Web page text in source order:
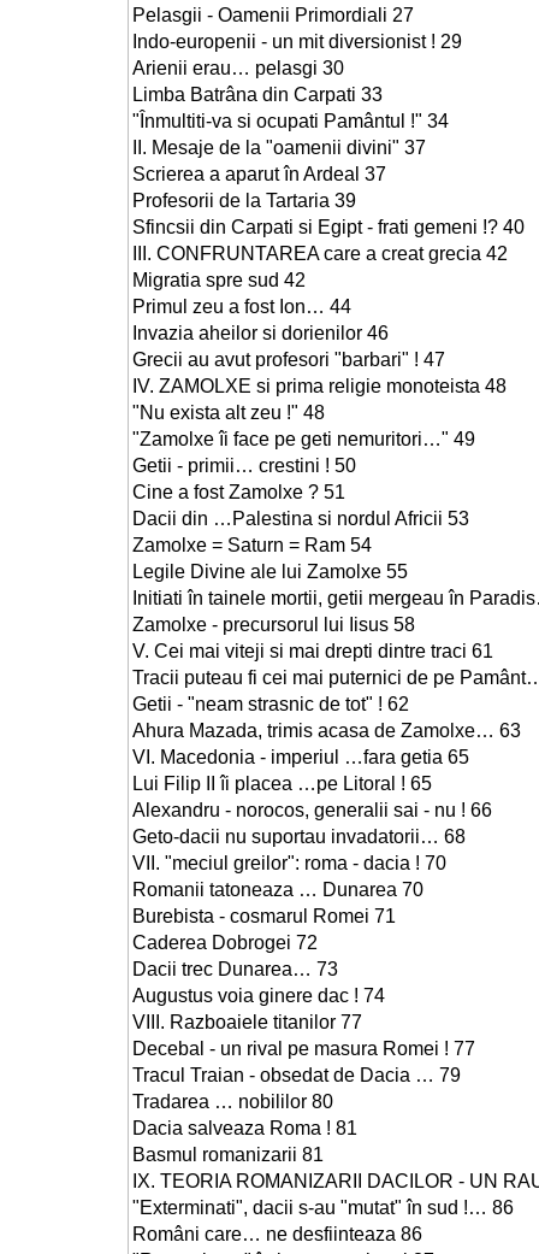
Pelasgii - Oamenii Primordiali 27
Indo-europenii - un mit diversionist ! 29
Arienii erau… pelasgi 30
Limba Batrâna din Carpati 33
"Înmultiti-va si ocupati Pamântul !" 34
II. Mesaje de la "oamenii divini" 37
Scrierea a aparut în Ardeal 37
Profesorii de la Tartaria 39
Sfincsii din Carpati si Egipt - frati gemeni !? 40
III. CONFRUNTAREA care a creat grecia 42
Migratia spre sud 42
Primul zeu a fost Ion… 44
Invazia aheilor si dorienilor 46
Grecii au avut profesori "barbari" ! 47
IV. ZAMOLXE si prima religie monoteista 48
"Nu exista alt zeu !" 48
"Zamolxe îi face pe geti nemuritori…" 49
Getii - primii… crestini ! 50
Cine a fost Zamolxe ? 51
Dacii din …Palestina si nordul Africii 53
Zamolxe = Saturn = Ram 54
Legile Divine ale lui Zamolxe 55
Initiati în tainele mortii, getii mergeau în
Zamolxe - precursorul lui Iisus 58
V. Cei mai viteji si mai drepti dintre traci 61
Tracii puteau fi cei mai puternici de pe
Getii - "neam strasnic de tot" ! 62
Ahura Mazada, trimis acasa de Zamolxe… 63
VI. Macedonia - imperiul …fara getia 65
Lui Filip II îi placea …pe Litoral ! 65
Alexandru - norocos, generalii sai - nu ! 66
Geto-dacii nu suportau invadatorii… 68
VII. "meciul greilor": roma - dacia ! 70
Romanii tatoneaza … Dunarea 70
Burebista - cosmarul Romei 71
Caderea Dobrogei 72
Dacii trec Dunarea… 73
Augustus voia ginere dac ! 74
VIII. Razboaiele titanilor 77
Decebal - un rival pe masura Romei ! 77
Tracul Traian - obsedat de Dacia … 79
Tradarea … nobililor 80
Dacia salveaza Roma ! 81
Basmul romanizarii 81
IX. TEORIA ROMANIZARII DACILOR - UN
"Exterminati", dacii s-au "mutat" în sud !… 86
Români care… ne desfiinteaza 86